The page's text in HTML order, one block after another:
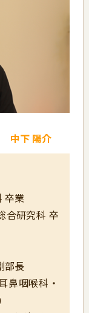
中下 陽介
卒業
合研究科 卒
部長
鼻咽喉科・